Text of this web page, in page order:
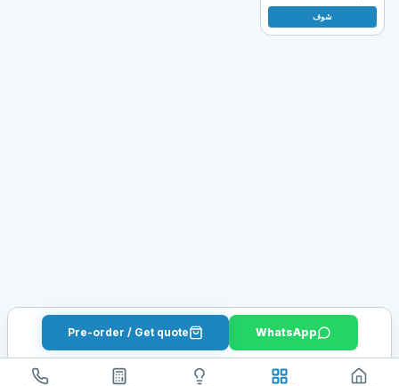
شوف
WhatsApp
Pre-order / Get quote